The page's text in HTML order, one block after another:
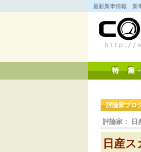
コ
ン
キ
ッ
最新新車情報、新
評論家ブロ
評論家： 日
日産